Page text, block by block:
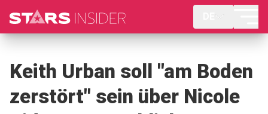
Keith Urban soll "am Boden
zerstört" sein über Nicole